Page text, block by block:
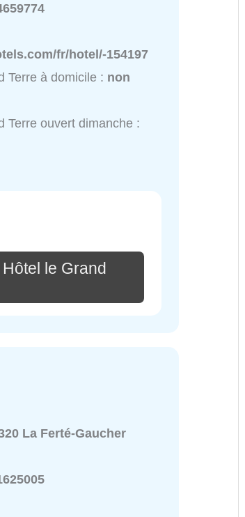
fr/hotel/-154197
Terre à domicile : non
Terre ouvert dimanche :
le Grand
La Ferté-Gaucher